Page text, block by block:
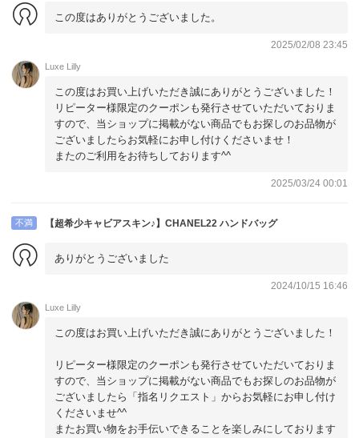
この度はありがとうございました。
2025/02/08 23:45
Luxe Lilly
この度はお買い上げいただき誠にありがとうございました！
リピーター様限定のクーポンも発行させていただいておりま
すので、当ショップに掲載がない商品でもお探しのお品物が
ございましたらお気軽にお申し付けくださいませ！
またのご利用をお待ちしております^^
2025/03/24 00:01
不満 【超希少キャビアスキン♪】CHANEL22 ハンドバッグ
ありがとうございました
2024/10/15 16:46
Luxe Lilly
この度はお買い上げいただき誠にありがとうございました！
リピーター様限定のクーポンも発行させていただいておりま
すので、当ショップに掲載がない商品でもお探しのお品物が
ございましたら「指名リクエスト」からお気軽にお申し付け
くださいませ^^
またお買い物をお手伝いできることを楽しみにしております